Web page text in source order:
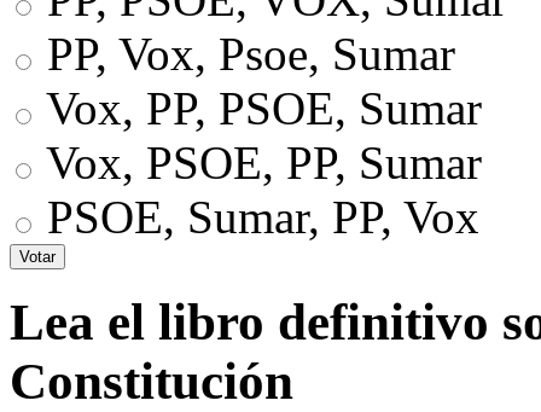
PP, Vox, Psoe, Sumar
Vox, PP, PSOE, Sumar
Vox, PSOE, PP, Sumar
PSOE, Sumar, PP, Vox
Lea el libro definitivo
Constitución